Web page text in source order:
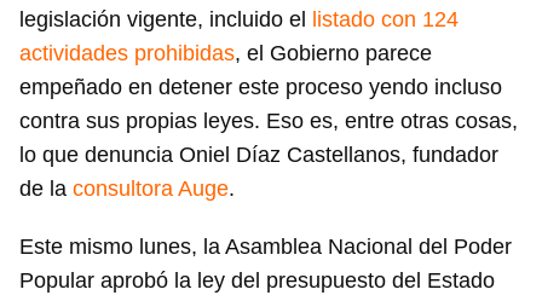
legislación vigente, incluido el
listado con 124
actividades prohibidas, el Gobierno parece
empeñado en detener este proceso yendo incluso
contra sus propias leyes. Eso es, entre otras cosas,
lo que denuncia Oniel Díaz Castellanos, fundador
de la consultora Auge.
Este mismo lunes, la Asamblea Nacional del Poder
Popular aprobó la ley del presupuesto del Estado